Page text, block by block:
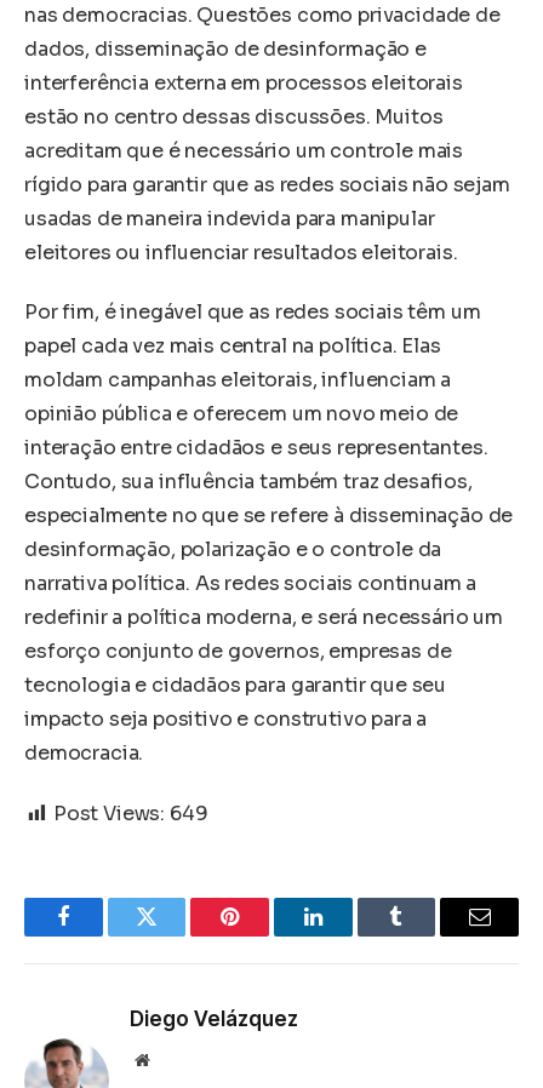
nas democracias. Questões como privacidade de
dados, disseminação de desinformação e
interferência externa em processos eleitorais
estão no centro dessas discussões. Muitos
acreditam que é necessário um controle mais
rígido para garantir que as redes sociais não sejam
usadas de maneira indevida para manipular
eleitores ou influenciar resultados eleitorais.
Por fim, é inegável que as redes sociais têm um
papel cada vez mais central na política. Elas
moldam campanhas eleitorais, influenciam a
opinião pública e oferecem um novo meio de
interação entre cidadãos e seus representantes.
Contudo, sua influência também traz desafios,
especialmente no que se refere à disseminação de
desinformação, polarização e o controle da
narrativa política. As redes sociais continuam a
redefinir a política moderna, e será necessário um
esforço conjunto de governos, empresas de
tecnologia e cidadãos para garantir que seu
impacto seja positivo e construtivo para a
democracia.
Post Views: 649
FacebookTwitter Pinterest LinkedInTumblr Email
Diego Velázquez
Website